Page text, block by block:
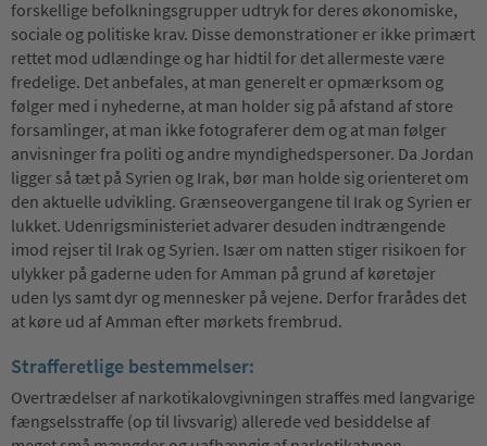
forskellige befolkningsgrupper udtryk for deres økonomiske,
sociale og politiske krav. Disse demonstrationer er ikke primært
rettet mod udlændinge og har hidtil for det allermeste være
fredelige. Det anbefales, at man generelt er opmærksom og
følger med i nyhederne, at man holder sig på afstand af store
forsamlinger, at man ikke fotograferer dem og at man følger
anvisninger fra politi og andre myndighedspersoner. Da Jordan
ligger så tæt på Syrien og Irak, bør man holde sig orienteret om
den aktuelle udvikling. Grænseovergangene til Irak og Syrien er
lukket. Udenrigsministeriet advarer desuden indtrængende
imod rejser til Irak og Syrien. Især om natten stiger risikoen for
ulykker på gaderne uden for Amman på grund af køretøjer
uden lys samt dyr og mennesker på vejene. Derfor frarådes det
at køre ud af Amman efter mørkets frembrud.
Strafferetlige bestemmelser:
Overtrædelser af narkotikalovgivningen straffes med langvarige
fængselsstraffe (op til livsvarig) allerede ved besiddelse af